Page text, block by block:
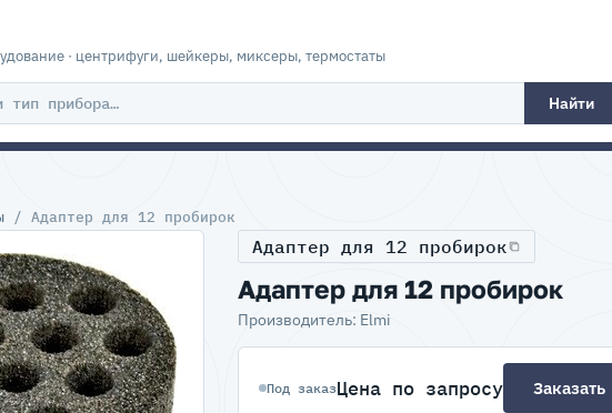
· центрифуги, шейкеры, миксеры, термостаты
Найти
/ Адаптер для 12 пробирок
Адаптер для 12 пробирок
Адаптер для 12 пробирок
Производитель: Elmi
Под заказЦена по запросу Заказать